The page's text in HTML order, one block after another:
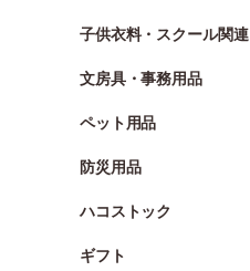
子供衣料・スクール関連
文房具・事務用品
ペット用品
防災用品
ハコストック
ギフト